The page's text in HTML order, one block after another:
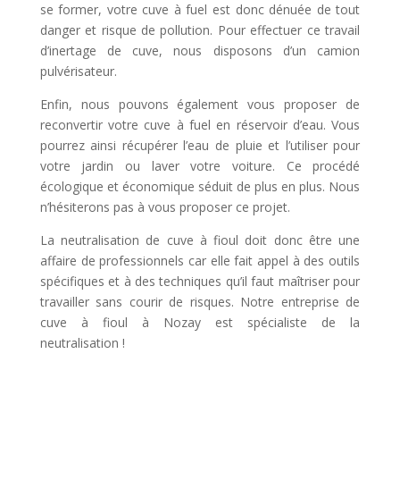
se former, votre cuve à fuel est donc dénuée de tout
danger et risque de pollution. Pour effectuer ce travail
d’inertage de cuve, nous disposons d’un camion
pulvérisateur.
Enfin, nous pouvons également vous proposer de
reconvertir votre cuve à fuel en réservoir d’eau. Vous
pourrez ainsi récupérer l’eau de pluie et l’utiliser pour
votre jardin ou laver votre voiture. Ce procédé
écologique et économique séduit de plus en plus. Nous
n’hésiterons pas à vous proposer ce projet.
La neutralisation de cuve à fioul doit donc être une
affaire de professionnels car elle fait appel à des outils
spécifiques et à des techniques qu’il faut maîtriser pour
travailler sans courir de risques. Notre entreprise de
cuve à fioul à Nozay est spécialiste de la
neutralisation !